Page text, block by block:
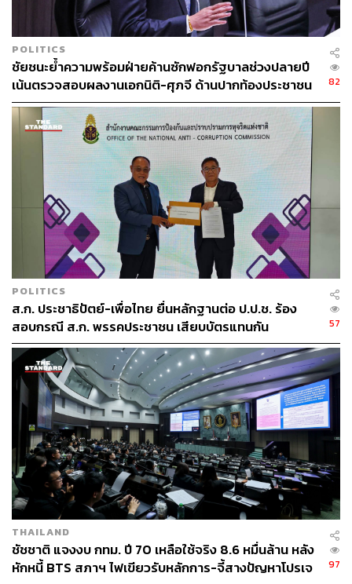
อนุชา กล่าวว่า ตนมีพื้นฐานเป็นวิศวกร จึงให้ความสำคัญกับ
โครงสร้างพื้นฐาน แม้บางโครงการประชาชนอาจมองไม่
เห็น แต่การบริหารจัดการระบายน้ำลงสู่แม่น้ำให้เร็วที่สุดเป็น
สิ่งสำคัญ โดยเฉพาะการก่อสร้างอุโมงค์ระบายน้ำขนาดใหญ่
หรืออุโมงค์ยักษ์ ซึ่งดำเนินการมาอย่างต่อเนื่อง
ที่ผ่านมา กทม. มีงบประมาณดำเนินการอยู่แล้ว แต่หาก
ต้องการแก้ปัญหาอย่างยั่งยืน จำเป็นต้องวางแผนให้เป็นระบบ
การลอกคลองต้องทำควบคู่กับการบริหารจัดการประตูระบาย
ทั้งนี้ กทม. เป็นพื้นที่ลุ่มต่ำ จึงต้องดำเนินการโดยไม่ฝืน
ธรรมชาติ นอกจากการสร้างเขื่อนป้องกันน้ำแล้ว ยังต้อง
สร้างระบบทางระบายน้ำให้น้ำไหลลงสู่แม่น้ำได้รวดเร็วที่สุด
จึงให้ความสำคัญกับระบบอุโมงค์ระบายน้ำที่ต้องดำเนินการ
อย่างเป็นระบบ และชี้แจงให้ประชาชนเห็นว่างบประมาณที่
ใช้จะช่วยแก้ปัญหาได้ทั้งระบบในระยะยาว
อนุชา กล่าวว่า พรรคประชาธิปัตย์ โดยอภิสิทธิ์ ได้ให้
แนวทางไว้อย่างชัดเจนว่า การใช้งบประมาณทุกอย่างต้อง
สามารถตรวจสอบได้ทุกเรื่อง และโครงการใหญ่ ๆ ลักษณะนี้
ต้องเปิดโอกาสให้ประชาชนได้รับทราบรายละเอียดการใช้งบ
ประมาณ ว่าสามารถแก้ปัญหาได้ทั้งระบบอย่างไร ไม่ใช่เพียง
การลอกคลองเท่านั้น
เมื่อถามว่า ผลโพลล่าสุดสะท้อนว่าคน กทม. นิยมผู้สมัคร
อิสระมากกว่าผู้สมัครจากพรรคการเมือง อนุชา กล่าวว่า ผล
สำรวจสามารถเปลี่ยนแปลงได้ทุกสัปดาห์ และขณะนี้ทุกฝ่าย
ของพรรคกำลังร่วมกันรณรงค์หาเสียง เพราะหลายปัญหาไม่
ได้จำกัดอยู่เพียงใน กทม.
POLITICS
ชัยชนะย้ำความพร้อมฝ่ายค้านซักฟอกรัฐบาลช่วงปลายปี
เน้นตรวจสอบผลงานเอกนิติ-ศุภจี ด้านปากท้องประชาชน
82
POLITICS
ส.ก. ประชาธิปัตย์-เพื่อไทย ยื่นหลักฐานต่อ ป.ป.ช. ร้อง
สอบกรณี ส.ก. พรรคประชาชน เสียบบัตรแทนกัน
57
THAILAND
ชัชชาติ แจงงบ กทม. ปี 70 เหลือใช้จริง 8.6 หมื่นล้าน หลัง
หักหนี้ BTS สภาฯ ไฟเขียวรับหลักการ-จี้สางปัญหาโปรเจ
97